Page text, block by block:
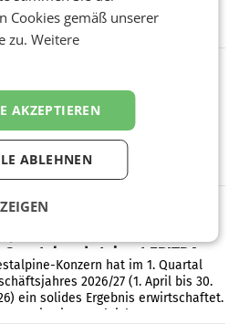
Dienstag soll im Stiftungsrat über
neuen ORF-Chef Clemens Pig
Besetzungen für die
Bewegte Kids
im Osten Österreichs
zweiten Mal begleitet Bipa das
Sommersportcamp „Bewegte
der Campwochen in den
Juli und August versorgt das
Quartal und steigert EBITDA
Konzern hat im 1. Quartal
2026/27 (1. April bis 30.
ein solides Ergebnis erwirtschaftet.
stieg im Vergleich zur
Cookies gemäß unserer
zu.Weitere
AKZEPTIEREN
ABLEHNEN